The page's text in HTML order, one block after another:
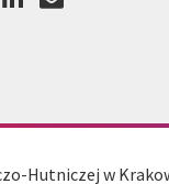
Hutniczej w